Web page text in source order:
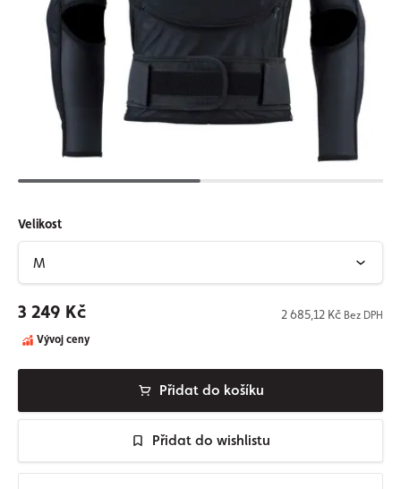
Velikost
3 249 Kč 2 685,12 Kč Bez DPH
Vývoj ceny
Přidat do košíku
Přidat do wishlistu